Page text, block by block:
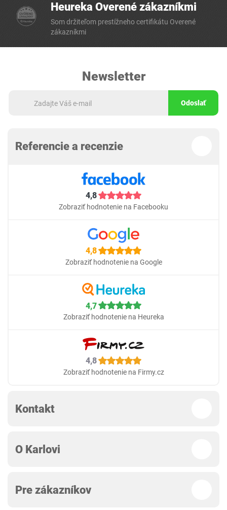
Heureka Overené zákazníkmi
Som držiteľom prestížneho certifikátu Overené
zákazníkmi
Newsletter
Odoslať
Referencie a recenzie
4,8
Zobraziť hodnotenie na Facebooku
4,8
Zobraziť hodnotenie na Google
4,7
Zobraziť hodnotenie na Heureka
4,8
Zobraziť hodnotenie na Firmy.cz
Kontakt
O Karlovi
Pre zákazníkov